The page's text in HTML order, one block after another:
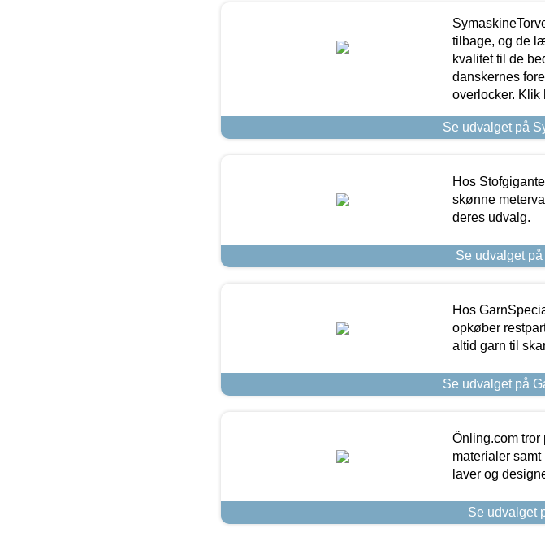
tilbage, og de
kvalitet til de
danskernes
overlocker. Klik
Se udvalget på
Hos
skønne
deres udvalg.
Se udvalget
Hos
opkøber
altid garn til
Se udvalget på
Önling.com
materialer
laver og
Se udvalget